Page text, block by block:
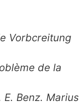
Vorbcreitung
de la
Benz. Marius